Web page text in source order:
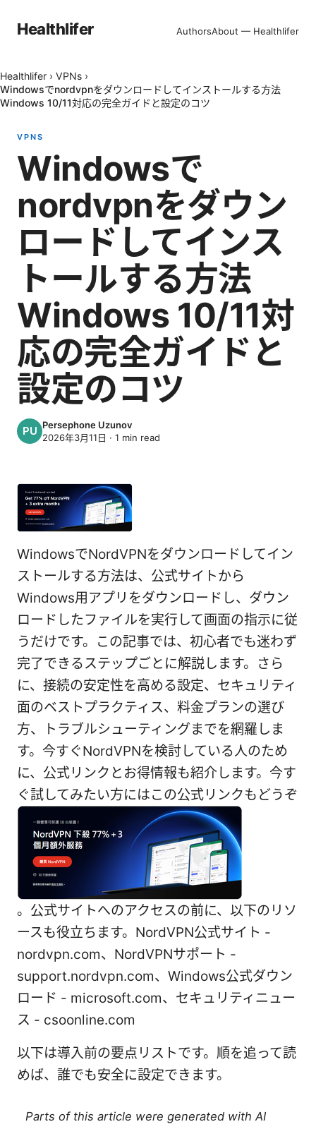
Healthlifer AuthorsAbout — Healthlifer
Healthlifer › VPNs ›
Windowsでnordvpnをダウンロードしてインストールする方法
Windows 10/11対応の完全ガイドと設定のコツ
VPNS
Windowsで
nordvpnをダウン
ロードしてインス
トールする方法
Windows 10/11対
応の完全ガイドと
設定のコツ
Persephone Uzunov
2026年3月11日 · 1 min read
WindowsでNordVPNをダウンロードしてイン
ストールする方法は、公式サイトから
Windows用アプリをダウンロードし、ダウン
ロードしたファイルを実行して画面の指示に従
うだけです。この記事では、初心者でも迷わず
完了できるステップごとに解説します。さら
に、接続の安定性を高める設定、セキュリティ
面のベストプラクティス、料金プランの選び
方、トラブルシューティングまでを網羅しま
す。今すぐNordVPNを検討している人のため
に、公式リンクとお得情報も紹介します。今す
ぐ試してみたい方にはこの公式リンクもどうぞ
。公式サイトへのアクセスの前に、以下のリソ
ースも役立ちます。NordVPN公式サイト -
nordvpn.com、NordVPNサポート -
support.nordvpn.com、Windows公式ダウン
ロード - microsoft.com、セキュリティニュー
ス - csoonline.com
以下は導入前の要点リストです。順を追って読
めば、誰でも安全に設定できます。
Parts of this article were generated with AI